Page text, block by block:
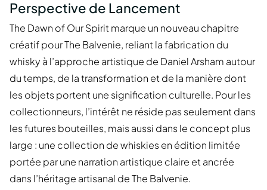
Perspective de Lancement
The Dawn of Our Spirit marque un nouveau chapitre
créatif pour The Balvenie, reliant la fabrication du
whisky à l’approche artistique de Daniel Arsham autour
du temps, de la transformation et de la manière dont
les objets portent une signification culturelle. Pour les
collectionneurs, l’intérêt ne réside pas seulement dans
les futures bouteilles, mais aussi dans le concept plus
large : une collection de whiskies en édition limitée
portée par une narration artistique claire et ancrée
dans l’héritage artisanal de The Balvenie.